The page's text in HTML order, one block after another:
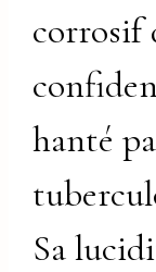
corrosif
hanté
Sa